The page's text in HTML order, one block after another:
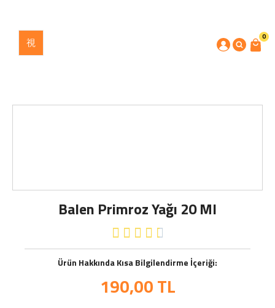
0
Balen Primroz Yağı 20 Ml
    
Ürün Hakkında Kısa Bilgilendirme İçeriği:
190,00TL